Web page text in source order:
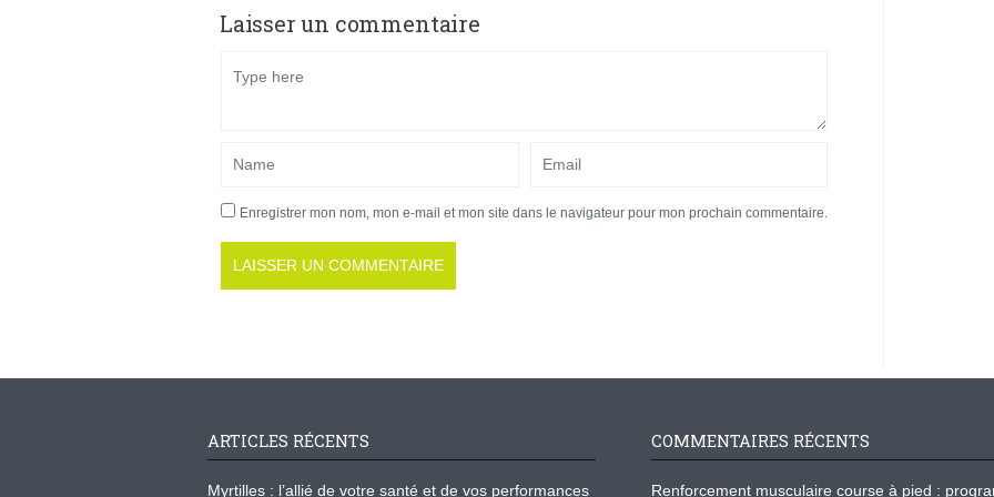
Laisser un commentaire
Enregistrer mon nom, mon e-mail et mon site dans le navigateur pour mon prochain commentaire.
ARTICLES RÉCENTS
Myrtilles : l’allié de votre santé et de vos performances
COMMENTAIRES RÉCENTS
Renforcement musculaire course à pied :